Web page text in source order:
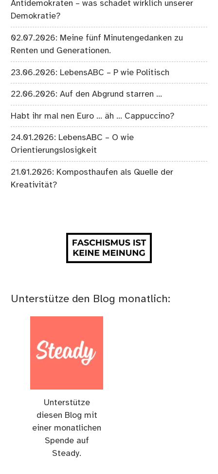
Antidemokraten – was schadet wirklich unserer
Demokratie?
02.07.2026: Meine fünf Minutengedanken zu
Renten und Generationen.
23.06.2026: LebensABC – P wie Politisch
22.06.2026: Auf den Abgrund starren …
Habt ihr mal nen Euro … äh … Cappuccino?
24.01.2026: LebensABC – O wie
Orientierungslosigkeit
21.01.2026: Komposthaufen als Quelle der
Kreativität?
Unterstütze den Blog monatlich:
Unterstütze
diesen Blog mit
einer monatlichen
Spende auf
Steady.